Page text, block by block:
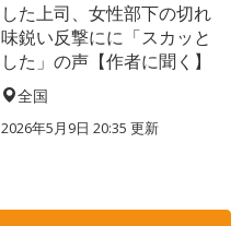
した上司、女性部下の切れ
味鋭い反撃にに「スカッと
した」の声【作者に聞く】
全国
2026年5月9日 20:35 更新